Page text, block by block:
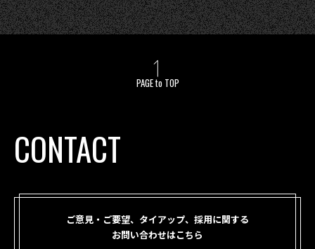
PAGE to TOP
CONTACT
ご意見・ご要望、タイアップ、採用に関する
お問い合わせはこちら